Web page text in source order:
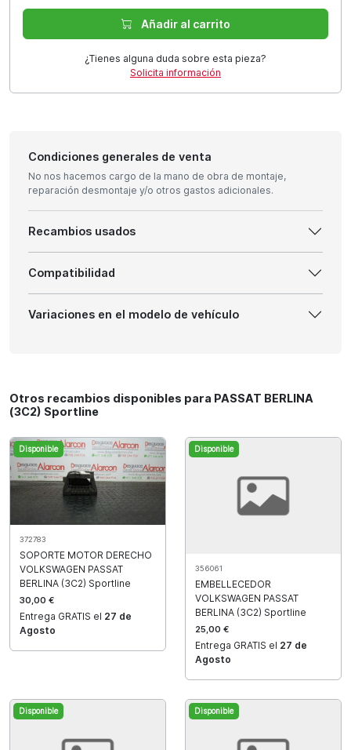
Añadir al carrito
¿Tienes alguna duda sobre esta pieza?
Solicita información
Condiciones generales de venta
No nos hacemos cargo de la mano de obra de montaje,
reparación desmontaje y/o otros gastos adicionales.
Recambios usados
Compatibilidad
Variaciones en el modelo de vehículo
Otros recambios disponibles para PASSAT BERLINA
(3C2) Sportline
Disponible
372783
SOPORTE MOTOR DERECHO
VOLKSWAGEN PASSAT
BERLINA (3C2) Sportline
30,00 €
Entrega GRATIS el 27 de
Agosto
Disponible
356061
EMBELLECEDOR
VOLKSWAGEN PASSAT
BERLINA (3C2) Sportline
25,00 €
Entrega GRATIS el 27 de
Agosto
Disponible Disponible